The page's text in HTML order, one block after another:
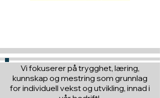
Vi fokuserer på trygghet, læring,
kunnskap og mestring som grunnlag
for individuell vekst og utvikling, innad i